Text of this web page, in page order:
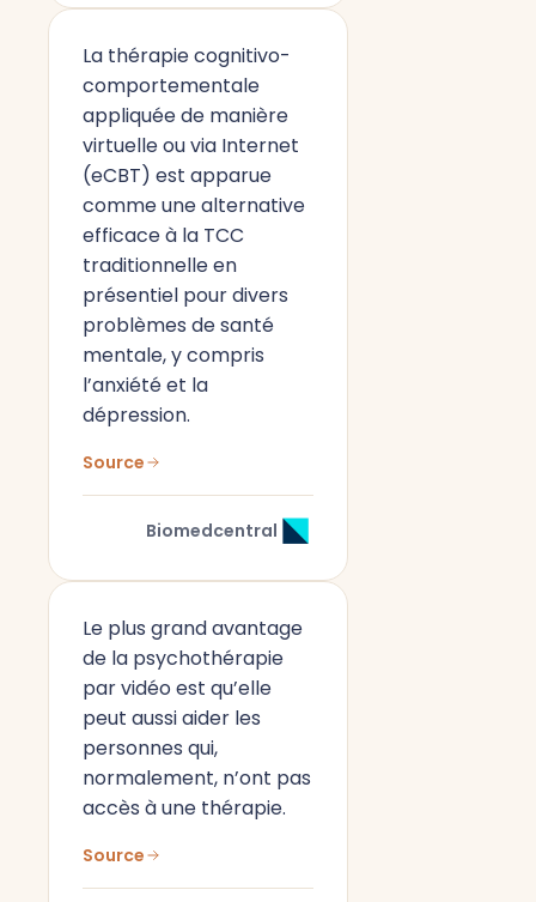
La thérapie cognitivo-
comportementale
appliquée de manière
virtuelle ou via Internet
(eCBT) est apparue
comme une alternative
efficace à la TCC
traditionnelle en
présentiel pour divers
problèmes de santé
mentale, y compris
l’anxiété et la
dépression.
Source
Biomedcentral
Le plus grand avantage
de la psychothérapie
par vidéo est qu’elle
peut aussi aider les
personnes qui,
normalement, n’ont pas
accès à une thérapie.
Source